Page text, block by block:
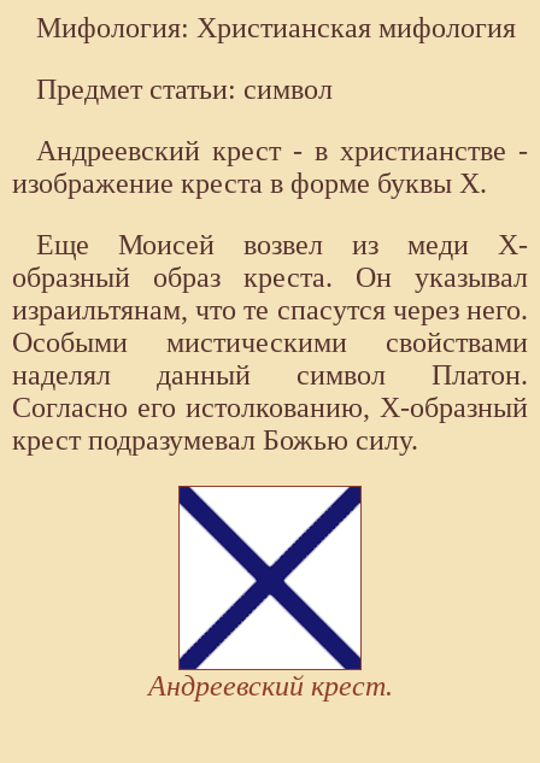
Мифология: Христианская мифология
Предмет статьи: символ
Андреевский крест - в христианстве -
изображение креста в форме буквы X.
Еще Моисей возвел из меди Х-
образный образ креста. Он указывал
израильтянам, что те спасутся через него.
Особыми мистическими свойствами
наделял данный символ Платон.
Согласно его истолкованию, Х-образный
крест подразумевал Божью силу.
Андреевский крест.